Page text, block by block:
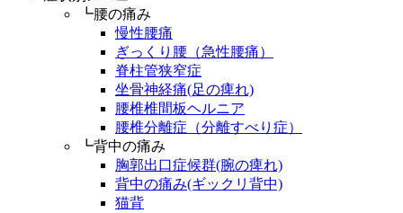
┗腰の痛み
慢性腰痛
ぎっくり腰（急性腰痛）
脊柱管狭窄症
坐骨神経痛(足の痺れ)
腰椎椎間板ヘルニア
腰椎分離症（分離すべり症）
┗背中の痛み
胸郭出口症候群(腕の痺れ)
背中の痛み(ギックリ背中)
猫背